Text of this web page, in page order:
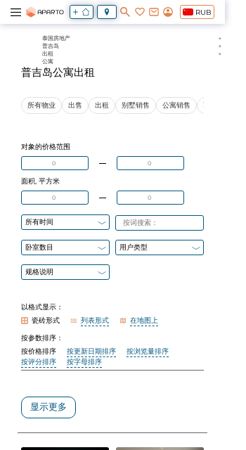
RUB
泰国房地产
普吉岛
出租
公寓
普吉岛公寓出租
所有物业 出售 出租 别墅销售 公寓销售 商业地产销售
对象的价格范围
面积, 平方米
所有时间
卧室数目 用户类型
规格说明
以格式显示：
瓷砖形式
列表形式
在地图上
按参数排序：
按价格排序
按更新日期排序
按浏览量排序
按评分排序
按字母排序
显示更多